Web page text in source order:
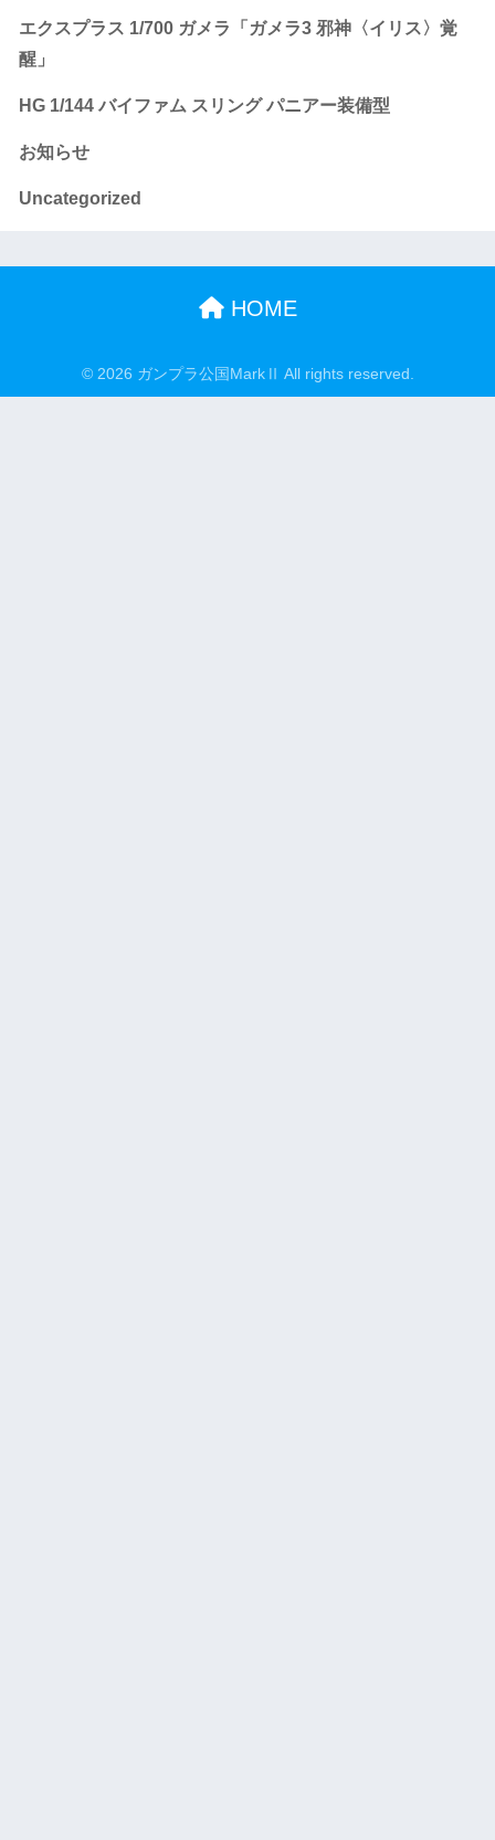
エクスプラス 1/700 ガメラ「ガメラ3 邪神〈イリス〉覚
醒」
HG 1/144 バイファム スリング パニアー装備型
お知らせ
Uncategorized
HOME
© 2026 ガンプラ公国MarkⅡ All rights reserved.